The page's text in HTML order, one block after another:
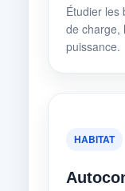
Étudier les
de charge,
puissance.
HABITAT